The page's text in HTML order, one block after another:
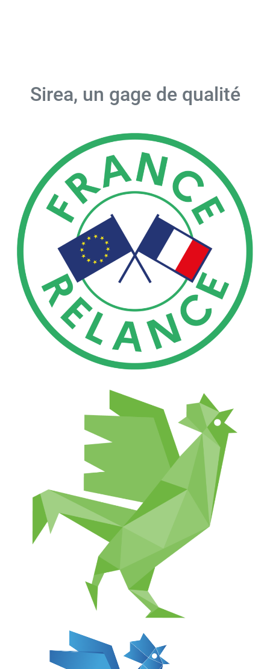
Sirea, un gage de qualité